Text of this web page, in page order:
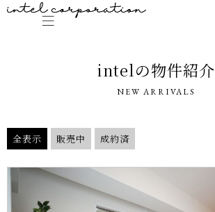
intelの物件紹介
NEW ARRIVALS
全表示 販売中 成約済